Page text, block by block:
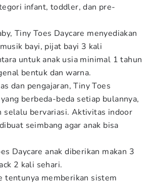
infant, toddler, dan pre-
Tiny Toes Daycare menyediakan
bayi, pijat bayi 3 kali
untuk anak usia minimal 1 tahun
bentuk dan warna.
dan pengajaran, Tiny Toes
berbeda-beda setiap bulannya,
selalu bervariasi. Aktivitas indoor
seimbang agar anak bisa
Daycare anak diberikan makan 3
2 kali sehari.
tentunya memberikan sistem